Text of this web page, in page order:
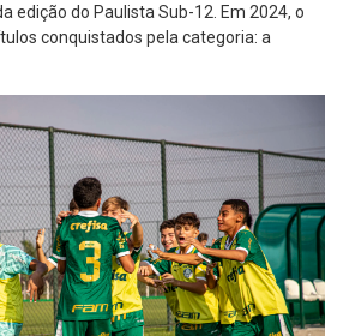
edição do Paulista Sub-12. Em 2024, o
conquistados pela categoria: a